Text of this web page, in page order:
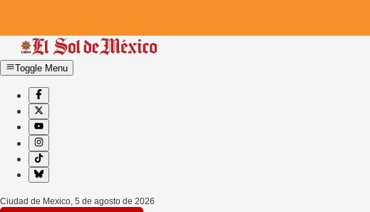
Toggle Menu
Ciudad de Mexico, 5 de agosto de 2026